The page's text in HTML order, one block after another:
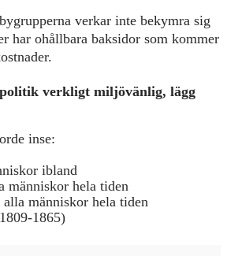
verkar inte bekymra sig
har ohållbara baksidor som kommer
verkligt miljövänlig, lägg
inse:
ibland
människor hela tiden
människor hela tiden
1865)